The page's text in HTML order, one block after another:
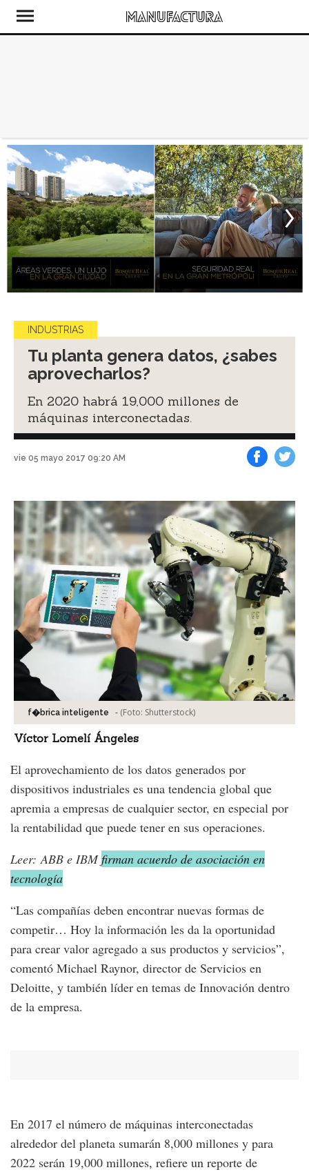
INDUSTRIAS
Tu planta genera datos, ¿sabes
aprovecharlos?
En 2020 habrá 19,000 millones de
máquinas interconectadas.
vie 05 mayo 2017 09:20 AM
f�brica inteligente - (Foto: Shutterstock)
Víctor Lomelí Ángeles
El aprovechamiento de los datos generados por
dispositivos industriales es una tendencia global que
apremia a empresas de cualquier sector, en especial por
la rentabilidad que puede tener en sus operaciones.
Leer: ABB e IBM firman acuerdo de asociación en
tecnología
“Las compañías deben encontrar nuevas formas de
competir… Hoy la información les da la oportunidad
para crear valor agregado a sus productos y servicios”,
comentó Michael Raynor, director de Servicios en
Deloitte, y también líder en temas de Innovación dentro
de la empresa.
En 2017 el número de máquinas interconectadas
alrededor del planeta sumarán 8,000 millones y para
2022 serán 19,000 millones, refiere un reporte de